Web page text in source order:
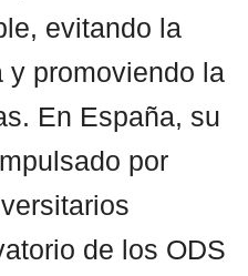
evitando la
y promoviendo la
En España, su
por
de los ODS